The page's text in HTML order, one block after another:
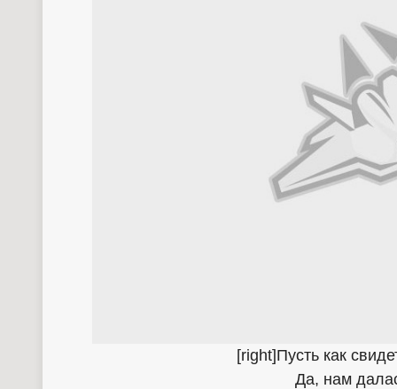
[right]Пусть как
Да, нам